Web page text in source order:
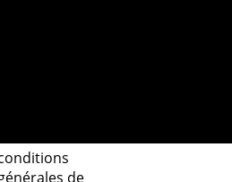
de